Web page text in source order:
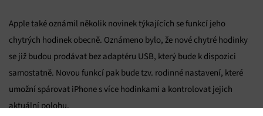
Apple také oznámil několik novinek týkajících se funkcí jeho
chytrých hodinek obecně. Oznámeno bylo, že nové chytré hodinky
se již budou prodávat bez adaptéru USB, který bude k dispozici
samostatně. Novou funkcí pak bude tzv. rodinné nastavení, které
umožní spárovat iPhone s více hodinkami a kontrolovat jejich
aktuální polohu.